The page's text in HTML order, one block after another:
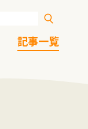
記事一覧